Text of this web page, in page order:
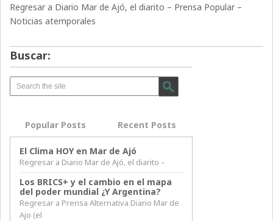
Regresar a Diario Mar de Ajó, el diarito – Prensa Popular –
Noticias atemporales
Buscar:
Popular Posts Recent Posts
El Clima HOY en Mar de Ajó
Regresar a Diario Mar de Ajó, el diarito –
Los BRICS+ y el cambio en el mapa
del poder mundial ¿Y Argentina?
Regresar a Prensa Alternativa Diario Mar de
Ajo (el